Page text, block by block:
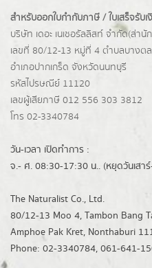
สำหรับออกใบกำกับภาษี / ใบเสร็จรับเ
บริษัท เดอะ เนเชอรัลลิสท์ จำกัด(ส่านั
เลขที่ 80/12-13 หมู่ที่ 4 ตำบลบางต
อำเภอปากเกร็ด จังหวัดนนทบุรี
รหัสไปรษณีย์ 11120
เลขผู้เสียภาษี 012 556 303 3812
โทร 02-3340784
วัน-เวลา เปิดทำการ :
จ.- ศ. 08:30-17:30 น.. (หยุดวันเสา
The Naturalist Co., Ltd.
80/12-13 Moo 4, Tambon Bang
Amphoe Pak Kret, Nonthaburi
Phone: 02-3340784, 061-641-